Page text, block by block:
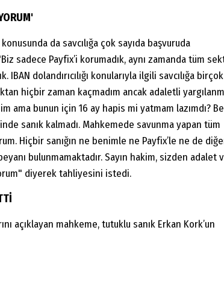
konusunda da savcılığa çok sayıda başvuruda
sadece Payfix’i korumadık, aynı zamanda tüm
IBAN dolandırıcılığı konularıyla ilgili savcılığa birçok
hiçbir zaman kaçmadım ancak adaletli
ama bunun için 16 ay hapis mi yatmam lazımdı?
sanık kalmadı. Mahkemede savunma yapan tüm
Hiçbir sanığın ne benimle ne Payfix’le ne de
bulunmamaktadır. Sayın hakim, sizden adalet
diyerek tahliyesini istedi.
açıklayan mahkeme, tutuklu sanık Erkan Kork’un